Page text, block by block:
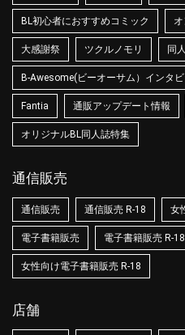
BL初心者におすすめコミック
大感謝祭 ツクルノモリ 同
B-Awesome(ビーオーサム）インタ
Fantia 通販アップデート情報
オリジナルBL同人誌特集
通信販売
通信販売 通信販売 R-18 女
電子書籍販売 電子書籍販売 R-18
女性向け電子書籍販売 R-18
店舗